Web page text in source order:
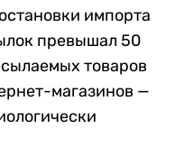
импорта
превышал 50
товаров
магазинов —